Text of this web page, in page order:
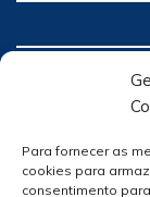
Para fornecer as
cookies para
consentimento